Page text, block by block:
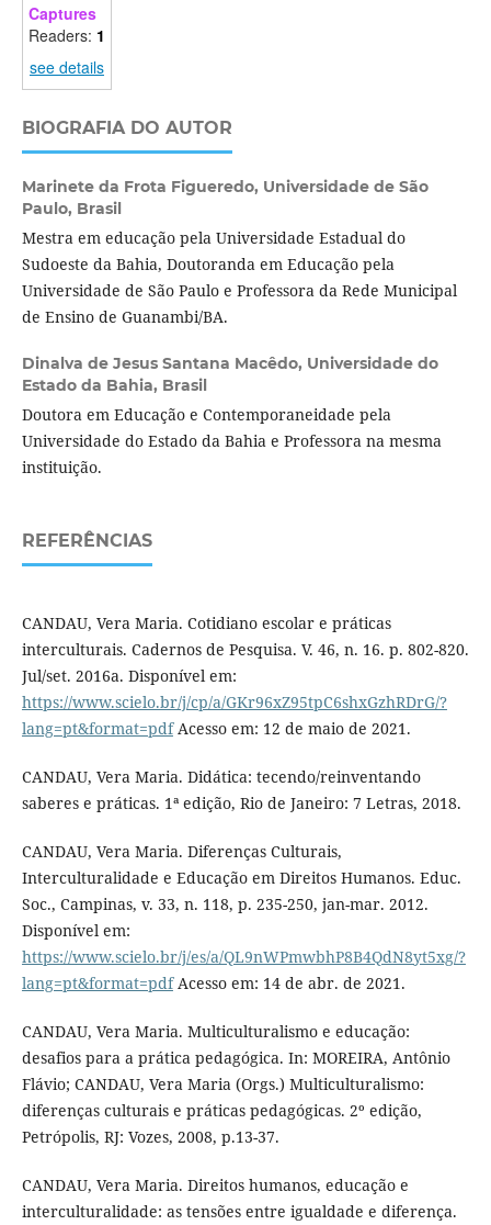
Captures
Readers: 1
see details
BIOGRAFIA DO AUTOR
Marinete da Frota Figueredo, Universidade de São
Paulo, Brasil
Mestra em educação pela Universidade Estadual do
Sudoeste da Bahia, Doutoranda em Educação pela
Universidade de São Paulo e Professora da Rede Municipal
de Ensino de Guanambi/BA.
Dinalva de Jesus Santana Macêdo, Universidade do
Estado da Bahia, Brasil
Doutora em Educação e Contemporaneidade pela
Universidade do Estado da Bahia e Professora na mesma
instituição.
REFERÊNCIAS
CANDAU, Vera Maria. Cotidiano escolar e práticas
interculturais. Cadernos de Pesquisa. V. 46, n. 16. p. 802-820.
Jul/set. 2016a. Disponível em:
https://www.scielo.br/j/cp/a/GKr96xZ95tpC6shxGzhRDrG/?
lang=pt&format=pdfAcesso em: 12 de maio de 2021.
CANDAU, Vera Maria. Didática: tecendo/reinventando
saberes e práticas. 1ª edição, Rio de Janeiro: 7 Letras, 2018.
CANDAU, Vera Maria. Diferenças Culturais,
Interculturalidade e Educação em Direitos Humanos. Educ.
Soc., Campinas, v. 33, n. 118, p. 235-250, jan-mar. 2012.
Disponível em:
https://www.scielo.br/j/es/a/QL9nWPmwbhP8B4QdN8yt5xg/?
lang=pt&format=pdfAcesso em: 14 de abr. de 2021.
CANDAU, Vera Maria. Multiculturalismo e educação:
desafios para a prática pedagógica. In: MOREIRA, Antônio
Flávio; CANDAU, Vera Maria (Orgs.) Multiculturalismo:
diferenças culturais e práticas pedagógicas. 2º edição,
Petrópolis, RJ: Vozes, 2008, p.13-37.
CANDAU, Vera Maria. Direitos humanos, educação e
interculturalidade: as tensões entre igualdade e diferença.